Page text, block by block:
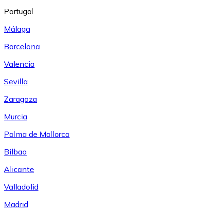
Portugal
Málaga
Barcelona
Valencia
Sevilla
Zaragoza
Murcia
Palma de Mallorca
Bilbao
Alicante
Valladolid
Madrid